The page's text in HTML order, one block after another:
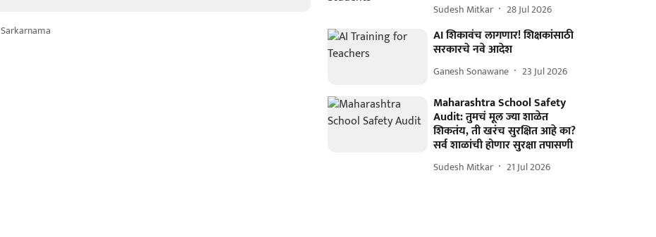
Sarkarnama
Sudesh Mitkar 28 Jul 2026
AI शिकावंच लागणार! शिक्षकांसाठी
सरकारचे नवे आदेश
Ganesh Sonawane 23 Jul 2026
Maharashtra School Safety
Audit: तुमचं मूल ज्या शाळेत
शिकतंय, ती खरंच सुरक्षित आहे का?
सर्व शाळांची होणार सुरक्षा तपासणी
Sudesh Mitkar 21 Jul 2026